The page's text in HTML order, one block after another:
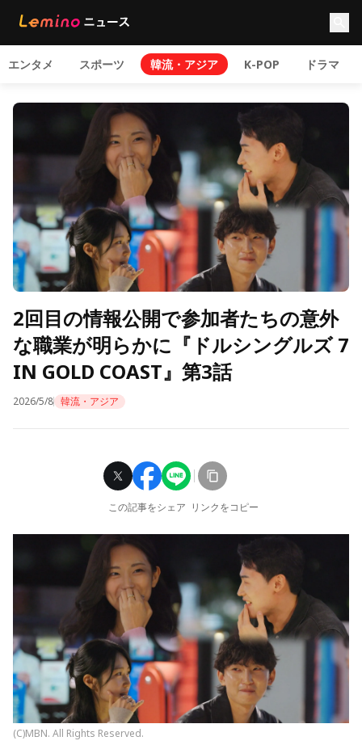
エンタメ スポーツ 韓流・アジア K-POP ドラマ
2回目の情報公開で参加者たちの意外
な職業が明らかに『ドルシングルズ 7
IN GOLD COAST』第3話
2026/5/8 韓流・アジア
この記事をシェア リンクをコピー
(C)MBN. All Rights Reserved.